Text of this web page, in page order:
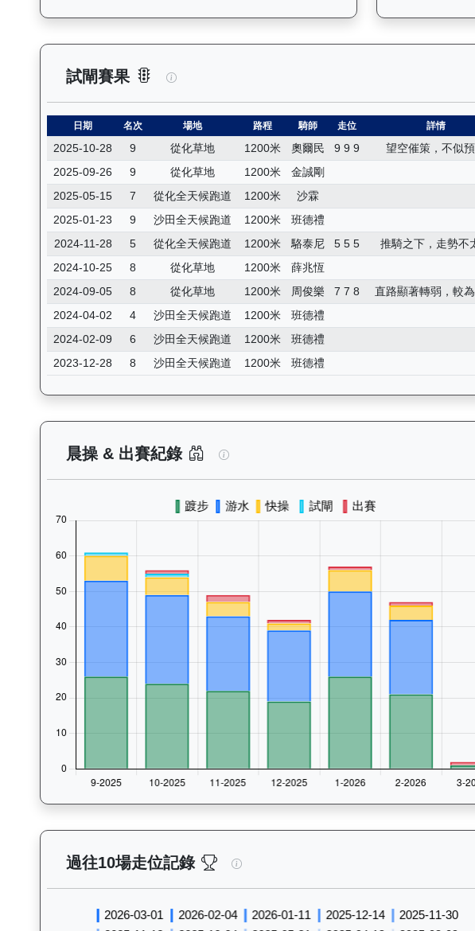
試閘賽果 一先生（G227）— 試閘賽果紀錄：查看
日期 名次 場地 路程 騎師 走位 詳情
2025-10-28 9 從化草地 1200米 奧爾民 9 9 9
望空催策，不似
2025-09-26
9 從化草地 1200米
金誠剛
2025-05-15
7 從化全天候跑道 1200米
沙霖
2025-01-23
9 沙田全天候跑道 1200米
班德禮
2024-11-28
5 從化全天候跑道 1200米 駱泰尼 5 5 5
推騎之下，走勢不
2024-10-25
8 從化草地 1200米
薛兆恆
2024-09-05
8 從化草地 1200米 周俊樂 7 7 8
直路顯著轉弱，較
2024-04-02
4 沙田全天候跑道 1200米
班德禮
2024-02-09
6 沙田全天候跑道 1200米
班德禮
2023-12-28
8 沙田全天候跑道 1200米 班德禮
晨操 & 出賽紀錄 一先生（G227）— 晨操及出賽紀
過往10場走位記錄 一先生（G227）— 過往走位記